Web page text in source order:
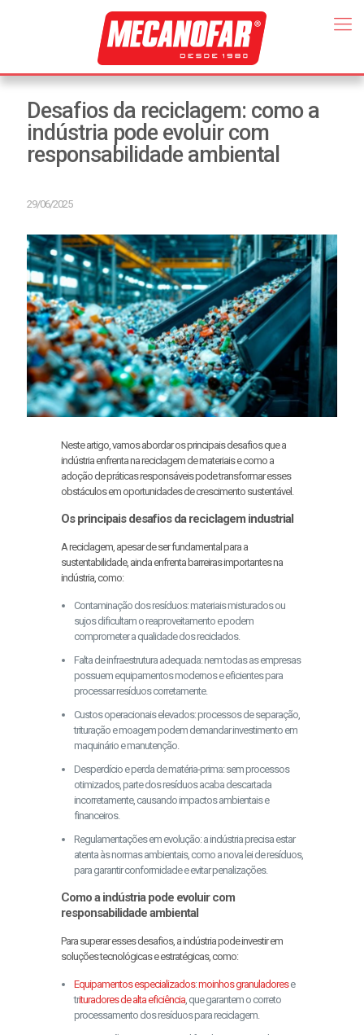
Desafios da reciclagem: como a
indústria pode evoluir com
responsabilidade ambiental
29/06/2025
Neste artigo, vamos abordar os principais desafios que a
indústria enfrenta na reciclagem de materiais e como a
adoção de práticas responsáveis pode transformar esses
obstáculos em oportunidades de crescimento sustentável.
Os principais desafios da reciclagem industrial
A reciclagem, apesar de ser fundamental para a
sustentabilidade, ainda enfrenta barreiras importantes na
indústria, como:
Contaminação dos resíduos: materiais misturados ou
sujos dificultam o reaproveitamento e podem
comprometer a qualidade dos reciclados.
Falta de infraestrutura adequada: nem todas as empresas
possuem equipamentos modernos e eficientes para
processar resíduos corretamente.
Custos operacionais elevados: processos de separação,
trituração e moagem podem demandar investimento em
maquinário e manutenção.
Desperdício e perda de matéria-prima: sem processos
otimizados, parte dos resíduos acaba descartada
incorretamente, causando impactos ambientais e
financeiros.
Regulamentações em evolução: a indústria precisa estar
atenta às normas ambientais, como a nova lei de resíduos,
para garantir conformidade e evitar penalizações.
Como a indústria pode evoluir com
responsabilidade ambiental
Para superar esses desafios, a indústria pode investir em
soluções tecnológicas e estratégicas, como:
Equipamentos especializados:moinhos granuladorese
trituradores de alta eficiência , que garantem o correto
processamento dos resíduos para reciclagem.